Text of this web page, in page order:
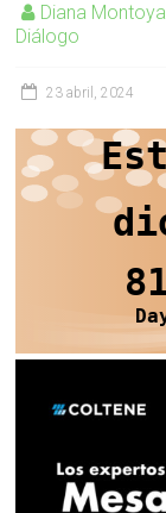
Diana Montoya
Diálogo
23 abril, 2024